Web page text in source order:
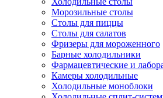
Морозильные столы
Столы для пиццы
Столы для салатов
Фризеры для мороженного
Барные холодильники
Фармацевтические и
Камеры холодильные
Холодильные моноблоки